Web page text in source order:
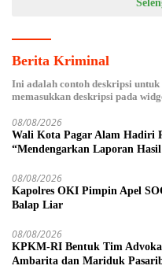
Berita Kriminal
Ini adalah contoh deskripsi
memasukkan deskripsi pada
08/08/2026
Wali Kota Pagar Alam Hadiri
“Mendengarkan Laporan
08/08/2026
Kapolres OKI Pimpin Apel
Balap Liar
08/08/2026
KPKM-RI Bentuk Tim
Ambarita dan Mariduk